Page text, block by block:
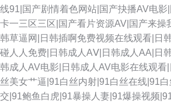
线91|国产剧情着色网站|国产抉播AV电影
卡一三区三区|国产看片资源AV|国产来操
韩草逼网|日韩插啊免费视频在线观看|日
碰人人免费|日韩成人AⅤ|日韩成人AA|日
韩成人AV电影|日韩成人AV电影在线观看|
丝美女艹逼|91白丝内射|91白丝在线|91
交|91鲍鱼白虎|91暴操人妻|91爆操视频